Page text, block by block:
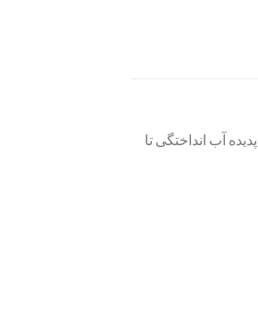
آب انداختگی تا